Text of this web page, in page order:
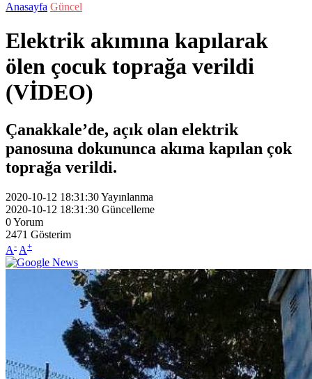
Anasayfa Güncel
Elektrik akımına kapılarak
ölen çocuk toprağa verildi
(VİDEO)
Çanakkale’de, açık olan elektrik
panosuna dokununca akıma kapılan çok
toprağa verildi.
2020-10-12 18:31:30Yayınlanma
2020-10-12 18:31:30 Güncelleme
0Yorum
2471 Gösterim
A- A+